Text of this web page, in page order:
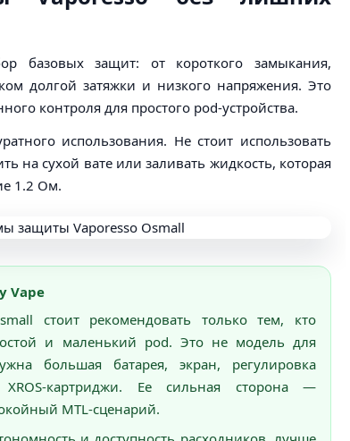
базовых защит: от короткого замыкания,
долгой затяжки и низкого напряжения. Это
контроля для простого pod-устройства.
использования. Не стоит использовать
на сухой вате или заливать жидкость, которая
1.2 Ом.
Vape
стоит рекомендовать только тем, кто
и маленький pod. Это не модель для
большая батарея, экран, регулировка
картриджи. Ее сильная сторона —
MTL-сценарий.